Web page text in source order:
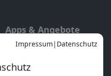
Apps & Angebote
Mobile App